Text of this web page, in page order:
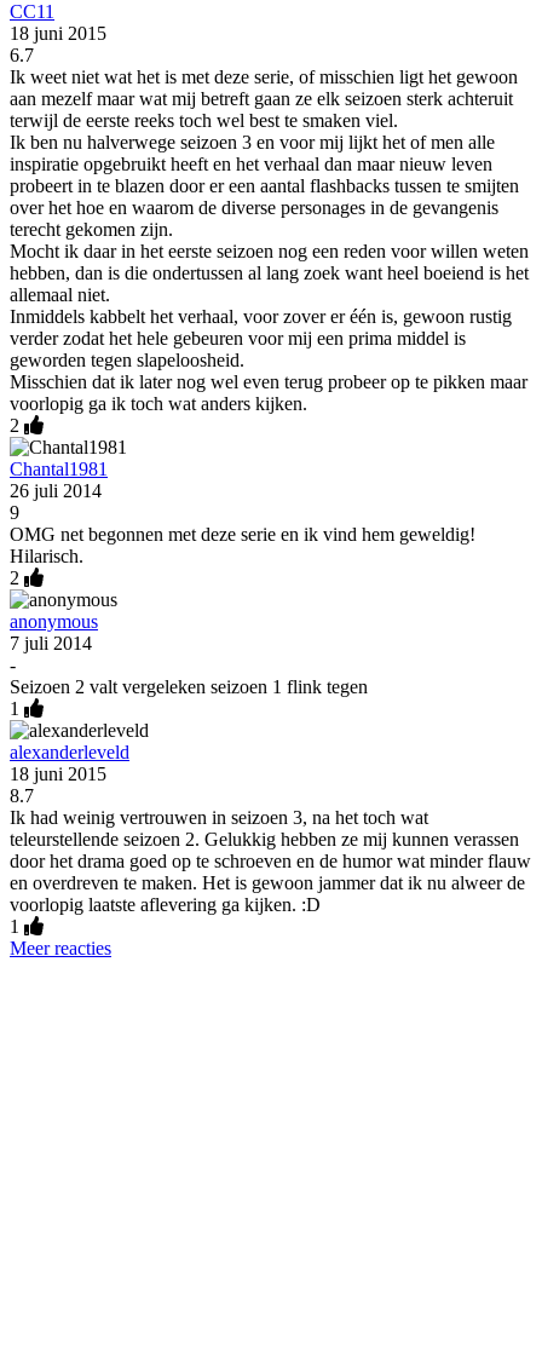
CC11
18 juni 2015
6.7
Ik weet niet wat het is met deze serie, of misschien ligt het gewoon
aan mezelf maar wat mij betreft gaan ze elk seizoen sterk achteruit
terwijl de eerste reeks toch wel best te smaken viel.
Ik ben nu halverwege seizoen 3 en voor mij lijkt het of men alle
inspiratie opgebruikt heeft en het verhaal dan maar nieuw leven
probeert in te blazen door er een aantal flashbacks tussen te smijten
over het hoe en waarom de diverse personages in de gevangenis
terecht gekomen zijn.
Mocht ik daar in het eerste seizoen nog een reden voor willen weten
hebben, dan is die ondertussen al lang zoek want heel boeiend is het
allemaal niet.
Inmiddels kabbelt het verhaal, voor zover er één is, gewoon rustig
verder zodat het hele gebeuren voor mij een prima middel is
geworden tegen slapeloosheid.
Misschien dat ik later nog wel even terug probeer op te pikken maar
voorlopig ga ik toch wat anders kijken.
2
Chantal1981
26 juli 2014
9
OMG net begonnen met deze serie en ik vind hem geweldig!
Hilarisch.
2
anonymous
7 juli 2014
-
Seizoen 2 valt vergeleken seizoen 1 flink tegen
1
alexanderleveld
18 juni 2015
8.7
Ik had weinig vertrouwen in seizoen 3, na het toch wat
teleurstellende seizoen 2. Gelukkig hebben ze mij kunnen verassen
door het drama goed op te schroeven en de humor wat minder flauw
en overdreven te maken. Het is gewoon jammer dat ik nu alweer de
voorlopig laatste aflevering ga kijken. :D
1
Meer reacties